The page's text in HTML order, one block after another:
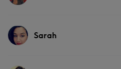
Behandelingen
Sarah